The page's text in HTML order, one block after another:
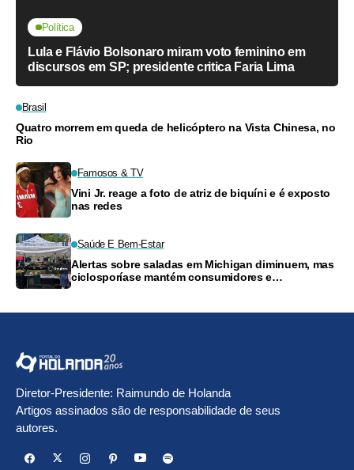
Política
Lula e Flávio Bolsonaro miram voto feminino em
discursos em SP; presidente critica Faria Lima
Brasil
Quatro morrem em queda de helicóptero na Vista Chinesa, no
Rio
Famosos & TV
Vini Jr. reage a foto de atriz de biquíni e é exposto
nas redes
Saúde E Bem-Estar
Alertas sobre saladas em Michigan diminuem, mas
ciclosporíase mantém consumidores e
Diretor-Presidente: Raimundo de Holanda
Artigos assinados são de responsabilidade de seus
autores.